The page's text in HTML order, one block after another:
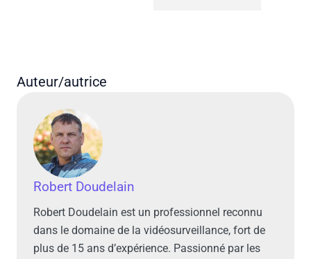
Auteur/autrice
Robert Doudelain
Robert Doudelain est un professionnel reconnu
dans le domaine de la vidéosurveillance, fort de
plus de 15 ans d’expérience. Passionné par les